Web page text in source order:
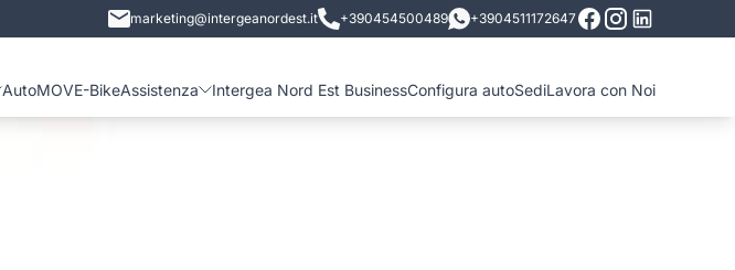
marketing@intergeanordest.it +390454500489 +3904511172647
AutoMOVE-BikeAssistenza Intergea Nord Est BusinessConfigura autoSediLavora con Noi